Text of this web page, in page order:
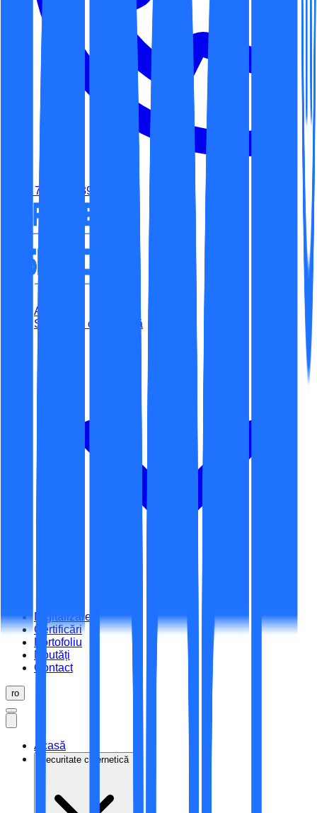
(+40) 779-315-395
Acasă
Securitate cibernetică
Digitalizare
Certificări
Portofoliu
Noutăți
Contact
ro
Acasă
Securitate cibernetică